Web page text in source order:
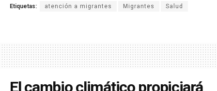
Etiquetas: atención a migrantes Migrantes Salud
El cambio climático propiciará